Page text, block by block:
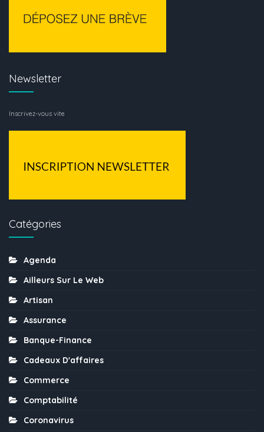
Newsletter
Inscrivez-vous vite
Catégories
Agenda
Ailleurs Sur Le Web
Artisan
Assurance
Banque-Finance
Cadeaux D'affaires
Commerce
Comptabilité
Coronavirus